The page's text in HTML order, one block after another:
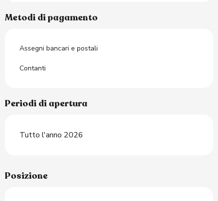
Metodi di pagamento
Assegni bancari e postali
Contanti
Periodi di apertura
Tutto l'anno 2026
Posizione